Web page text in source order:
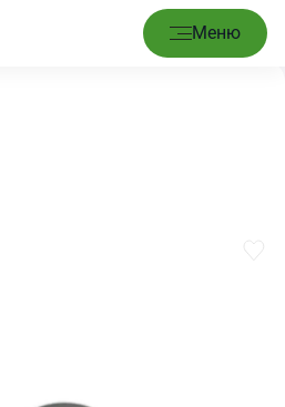
Меню
HiRes Ultra CI, MidScala